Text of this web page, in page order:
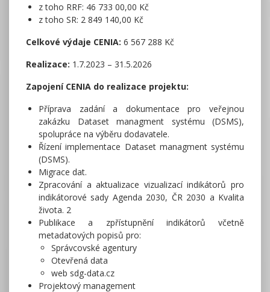
z toho RRF: 46 733 00,00 Kč
z toho SR: 2 849 140,00 Kč
Celkové výdaje CENIA: 6 567 288 Kč
Realizace: 1.7.2023 – 31.5.2026
Zapojení CENIA do realizace projektu:
Příprava zadání a dokumentace pro veřejnou
zakázku Dataset managment systému (DSMS),
spolupráce na výběru dodavatele.
Řízení implementace Dataset managment systému
(DSMS).
Migrace dat.
Zpracování a aktualizace vizualizací indikátorů pro
indikátorové sady Agenda 2030, ČR 2030 a Kvalita
života. 2
Publikace a zpřístupnění indikátorů včetně
metadatových popisů pro:
Správcovské agentury
Otevřená data
web sdg-data.cz
Projektový management